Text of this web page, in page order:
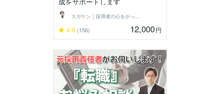
スガケン｜採用者の心をがっちり掴む転職術
4.9 (156) 12,000円